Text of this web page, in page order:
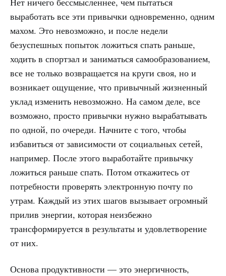
выработать все эти привычки одновременно, одним
махом. Это невозможно, и после недели
безуспешных попыток ложиться спать раньше,
ходить в спортзал и заниматься самообразованием,
все не только возвращается на круги своя, но и
возникает ощущение, что привычный жизненный
уклад изменить невозможно. На самом деле, все
возможно, просто привычки нужно вырабатывать
по одной, по очереди. Начните с того, чтобы
избавиться от зависимости от социальных сетей,
например. После этого выработайте привычку
ложиться раньше спать. Потом откажитесь от
потребности проверять электронную почту по
утрам. Каждый из этих шагов вызывает огромный
прилив энергии, которая неизбежно
трансформируется в результаты и удовлетворение
от них.
Основа продуктивности — это энергичность,